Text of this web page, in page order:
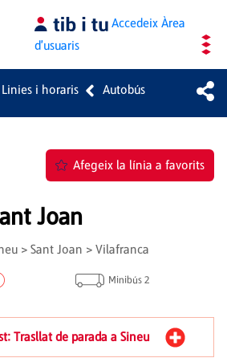
AccedeixÀrea
d'usuaris
Linies i horaris Autobús
Afegeix la línia a favorits
Joan
> Sant Joan > Vilafranca
Minibús 2
Trasllat de parada a Sineu